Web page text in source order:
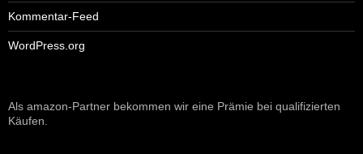
Kommentar-Feed
WordPress.org
Als amazon-Partner bekommen wir eine Prämie bei qualifizierten
Käufen.